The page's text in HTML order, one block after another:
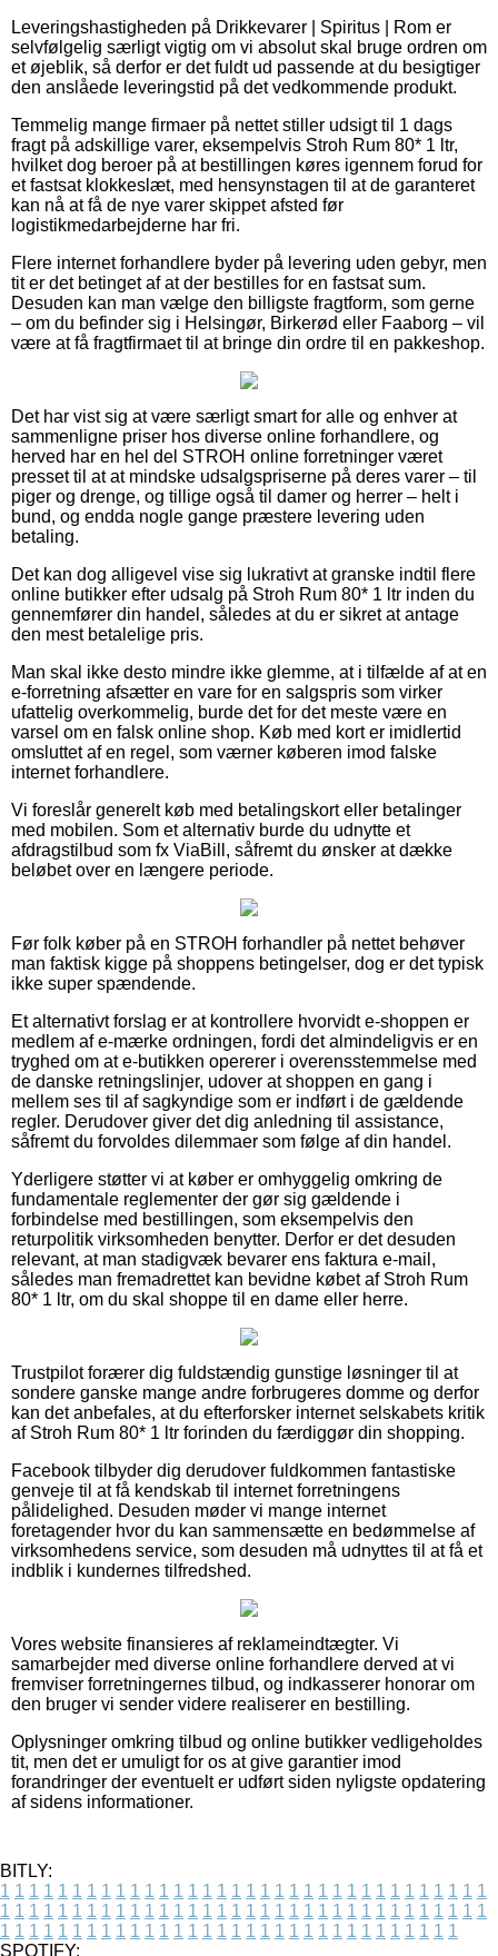
Leveringshastigheden på Drikkevarer | Spiritus | Rom er
selvfølgelig særligt vigtig om vi absolut skal bruge ordren om
et øjeblik, så derfor er det fuldt ud passende at du besigtiger
den anslåede leveringstid på det vedkommende produkt.
Temmelig mange firmaer på nettet stiller udsigt til 1 dags
fragt på adskillige varer, eksempelvis Stroh Rum 80* 1 ltr,
hvilket dog beroer på at bestillingen køres igennem forud for
et fastsat klokkeslæt, med hensynstagen til at de garanteret
kan nå at få de nye varer skippet afsted før
logistikmedarbejderne har fri.
Flere internet forhandlere byder på levering uden gebyr, men
tit er det betinget af at der bestilles for en fastsat sum.
Desuden kan man vælge den billigste fragtform, som gerne
– om du befinder sig i Helsingør, Birkerød eller Faaborg – vil
være at få fragtfirmaet til at bringe din ordre til en pakkeshop.
Det har vist sig at være særligt smart for alle og enhver at
sammenligne priser hos diverse online forhandlere, og
herved har en hel del STROH online forretninger været
presset til at at mindske udsalgspriserne på deres varer – til
piger og drenge, og tillige også til damer og herrer – helt i
bund, og endda nogle gange præstere levering uden
betaling.
Det kan dog alligevel vise sig lukrativt at granske indtil flere
online butikker efter udsalg på Stroh Rum 80* 1 ltr inden du
gennemfører din handel, således at du er sikret at antage
den mest betalelige pris.
Man skal ikke desto mindre ikke glemme, at i tilfælde af at en
e-forretning afsætter en vare for en salgspris som virker
ufattelig overkommelig, burde det for det meste være en
varsel om en falsk online shop. Køb med kort er imidlertid
omsluttet af en regel, som værner køberen imod falske
internet forhandlere.
Vi foreslår generelt køb med betalingskort eller betalinger
med mobilen. Som et alternativ burde du udnytte et
afdragstilbud som fx ViaBill, såfremt du ønsker at dække
beløbet over en længere periode.
Før folk køber på en STROH forhandler på nettet behøver
man faktisk kigge på shoppens betingelser, dog er det typisk
ikke super spændende.
Et alternativt forslag er at kontrollere hvorvidt e-shoppen er
medlem af e-mærke ordningen, fordi det almindeligvis er en
tryghed om at e-butikken opererer i overensstemmelse med
de danske retningslinjer, udover at shoppen en gang i
mellem ses til af sagkyndige som er indført i de gældende
regler. Derudover giver det dig anledning til assistance,
såfremt du forvoldes dilemmaer som følge af din handel.
Yderligere støtter vi at køber er omhyggelig omkring de
fundamentale reglementer der gør sig gældende i
forbindelse med bestillingen, som eksempelvis den
returpolitik virksomheden benytter. Derfor er det desuden
relevant, at man stadigvæk bevarer ens faktura e-mail,
således man fremadrettet kan bevidne købet af Stroh Rum
80* 1 ltr, om du skal shoppe til en dame eller herre.
Trustpilot forærer dig fuldstændig gunstige løsninger til at
sondere ganske mange andre forbrugeres domme og derfor
kan det anbefales, at du efterforsker internet selskabets kritik
af Stroh Rum 80* 1 ltr forinden du færdiggør din shopping.
Facebook tilbyder dig derudover fuldkommen fantastiske
genveje til at få kendskab til internet forretningens
pålidelighed. Desuden møder vi mange internet
foretagender hvor du kan sammensætte en bedømmelse af
virksomhedens service, som desuden må udnyttes til at få et
indblik i kundernes tilfredshed.
Vores website finansieres af reklameindtægter. Vi
samarbejder med diverse online forhandlere derved at vi
fremviser forretningernes tilbud, og indkasserer honorar om
den bruger vi sender videre realiserer en bestilling.
Oplysninger omkring tilbud og online butikker vedligeholdes
tit, men det er umuligt for os at give garantier imod
forandringer der eventuelt er udført siden nyligste opdatering
af sidens informationer.
BITLY:
1 1 1 1 1 1 1 1 1 1 1 1 1 1 1 1 1 1 1 1 1 1 1 1 1 1 1 1 1 1 1 1 1 1
1 1 1 1 1 1 1 1 1 1 1 1 1 1 1 1 1 1 1 1 1 1 1 1 1 1 1 1 1 1 1 1 1 1
1 1 1 1 1 1 1 1 1 1 1 1 1 1 1 1 1 1 1 1 1 1 1 1 1 1 1 1 1 1 1 1
SPOTIFY: